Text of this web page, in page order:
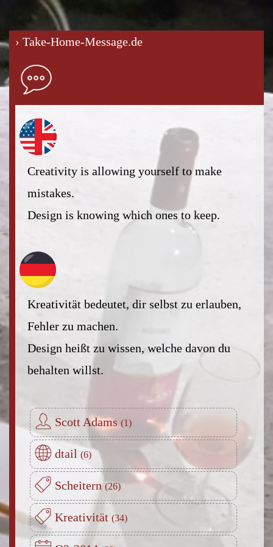
› Take-Home-Message.de
Creativity is allowing yourself to make
mistakes.
Design is knowing which ones to keep.
Kreativität bedeutet, dir selbst zu erlauben,
Fehler zu machen.
Design heißt zu wissen, welche davon du
behalten willst.
Scott Adams
dtail
Scheitern
Kreativität